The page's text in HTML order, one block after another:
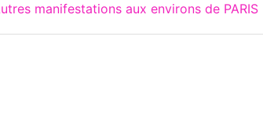
manifestations aux environs de PARIS